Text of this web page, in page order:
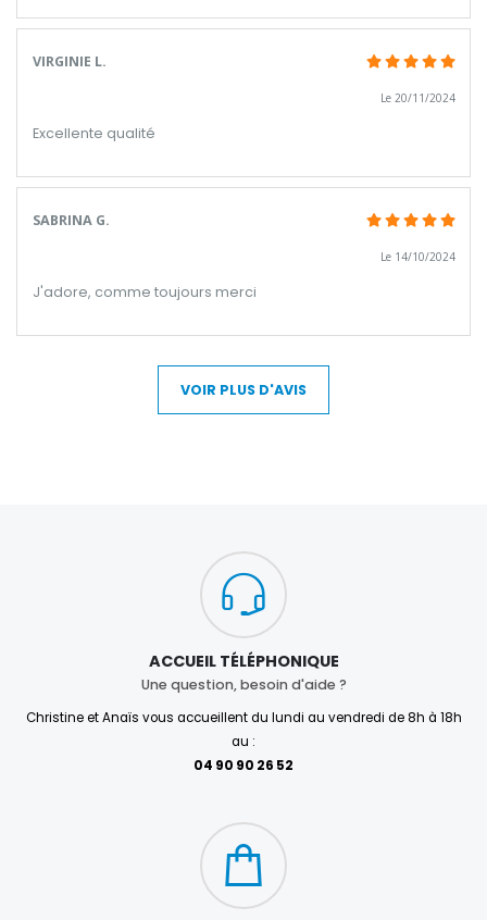
VIRGINIE L.
Le 20/11/2024
Excellente qualité
SABRINA G.
Le 14/10/2024
J'adore, comme toujours merci
VOIR PLUS D'AVIS
ACCUEIL TÉLÉPHONIQUE
Une question, besoin d'aide ?
Christine et Anaïs vous accueillent du lundi au vendredi de 8h à 18h
au :
04 90 90 26 52